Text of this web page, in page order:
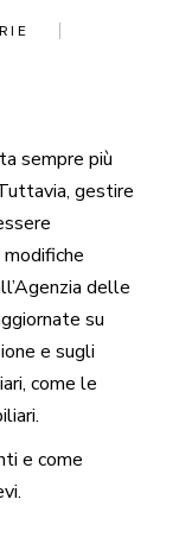
sempre più
gestire
delle
su
e sugli
come le
e come